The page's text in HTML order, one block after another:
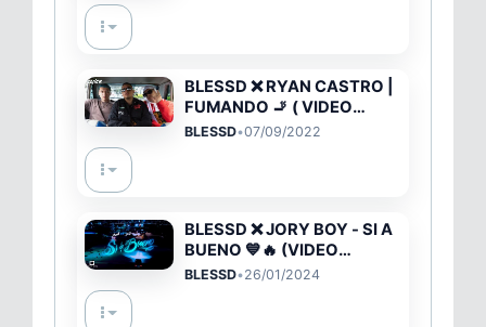
BLESSD ❌ RYAN CASTRO |
FUMANDO 🚬 ( VIDEO
OFICIAL)
BLESSD•07/09/2022
BLESSD ❌ JORY BOY - SI A
BUENO 💙🔥 (VIDEO
OFICIAL)
BLESSD•26/01/2024